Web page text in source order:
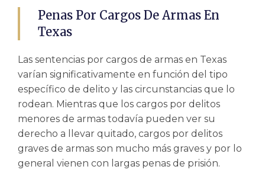
Penas Por Cargos De Armas En
Texas
Las sentencias por cargos de armas en Texas
varían significativamente en función del tipo
específico de delito y las circunstancias que lo
rodean. Mientras que los cargos por delitos
menores de armas todavía pueden ver su
derecho a llevar quitado, cargos por delitos
graves de armas son mucho más graves y por lo
general vienen con largas penas de prisión.